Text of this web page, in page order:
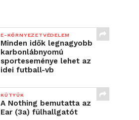
E-KÖRNYEZETVÉDELEM
Minden idők legnagyobb
karbonlábnyomú
sporteseménye lehet az
idei futball-vb
KÜTYÜK
A Nothing bemutatta az
Ear (3a) fülhallgatót